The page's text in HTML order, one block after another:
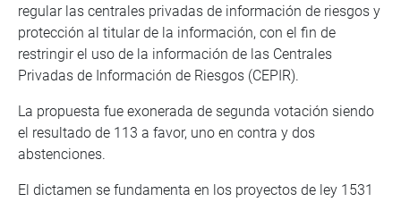
regular las centrales privadas de información de riesgos y
protección al titular de la información, con el fin de
restringir el uso de la información de las Centrales
Privadas de Información de Riesgos (CEPIR).
La propuesta fue exonerada de segunda votación siendo
el resultado de 113 a favor, uno en contra y dos
abstenciones.
El dictamen se fundamenta en los proyectos de ley 1531